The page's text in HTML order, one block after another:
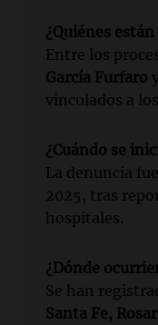
¿Quiénes
Entre los
García Furfaro
vinculados a
¿Cuándo se
La denuncia
2025, tras
hospitales.
¿Dónde
Se han
Santa Fe,